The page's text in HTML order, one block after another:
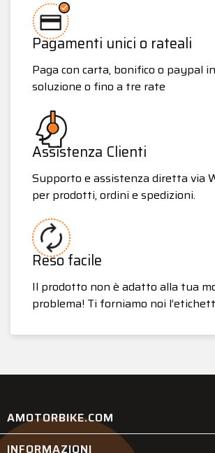
Pagamenti unici o rateali
Paga con carta, bonifico o paypal
soluzione o fino a tre rate
Assistenza Clienti
Supporto e assistenza diretta via
per prodotti, ordini e spedizioni.
Reso facile
Il prodotto non è adatto alla tua
problema! Ti forniamo noi
AMOTORBIKE.COM
INFORMAZIONI